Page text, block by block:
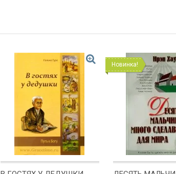
Новинка!